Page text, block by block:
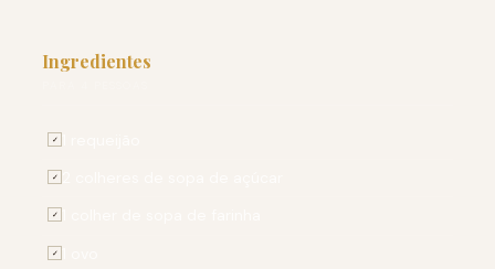
Ingredientes
✓
✓
✓
✓